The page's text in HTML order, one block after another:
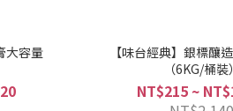
大容量
【味台經典】銀標釀
（6KG/桶裝）
NT$215 ~